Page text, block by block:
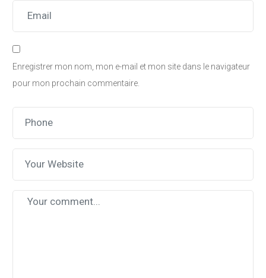
Enregistrer mon nom, mon e-mail et mon site dans le navigateur
pour mon prochain commentaire.